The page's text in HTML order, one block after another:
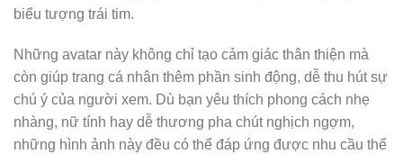
biểu tượng trái tim.
Những avatar này không chỉ tạo cảm giác thân thiện mà
còn giúp trang cá nhân thêm phần sinh động, dễ thu hút sự
chú ý của người xem. Dù bạn yêu thích phong cách nhẹ
nhàng, nữ tính hay dễ thương pha chút nghịch ngợm,
những hình ảnh này đều có thể đáp ứng được nhu cầu thể